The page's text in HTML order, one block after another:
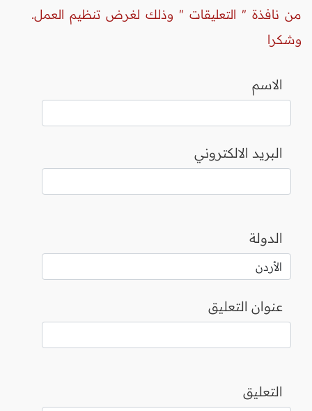
من نافذة " التعليقات " وذلك لغرض تنظيم العمل.
وشكرا
الاسم
البريد الالكتروني
الدولة
عنوان التعليق
التعليق